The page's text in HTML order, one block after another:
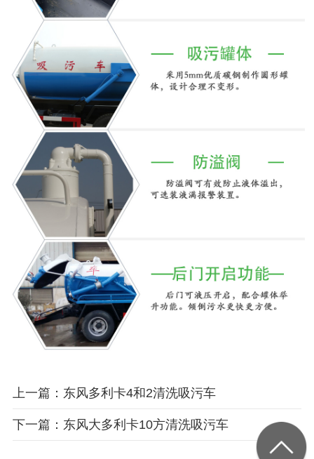
上一篇：东风多利卡4和2清洗吸污车
下一篇：东风大多利卡10方清洗吸污车